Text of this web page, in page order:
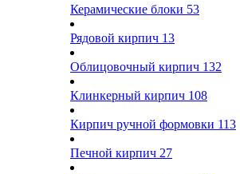
Керамические блоки 53
Рядовой кирпич 13
Облицовочный кирпич 132
Клинкерный кирпич 108
Кирпич ручной формовки 113
Печной кирпич 27